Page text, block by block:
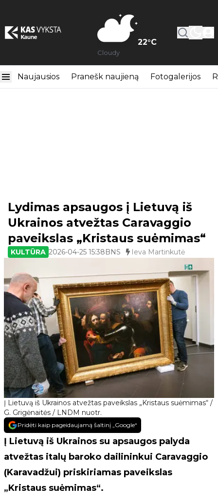
22°C
Cloudy
Naujausios Pranešk naujieną Fotogalerijos
Į Lietuvą iš Ukrainos atvežtas paveikslas „Kristaus suėmimas“ /
G. Grigėnaitės / LNDM nuotr.
Lydimas apsaugos į Lietuvą iš
Ukrainos atvežtas Caravaggio
paveikslas „Kristaus suėmimas“
KULTŪRA 2026-04-25 15:38BNS Ieva Martinkutė
Pridėti kaip pageidaujamą šaltinį „Google“
Į Lietuvą iš Ukrainos su apsaugos palyda
atvežtas italų baroko dailininkui Caravaggio
(Karavadžui) priskiriamas paveikslas
„Kristaus suėmimas“.